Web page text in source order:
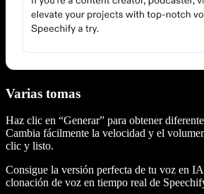
Varias tomas
Haz clic en “Generar” para obtener
Cambia fácilmente la velocidad y el
clic y listo.
Consigue la versión perfecta de tu voz en
clonación de voz en tiempo real de